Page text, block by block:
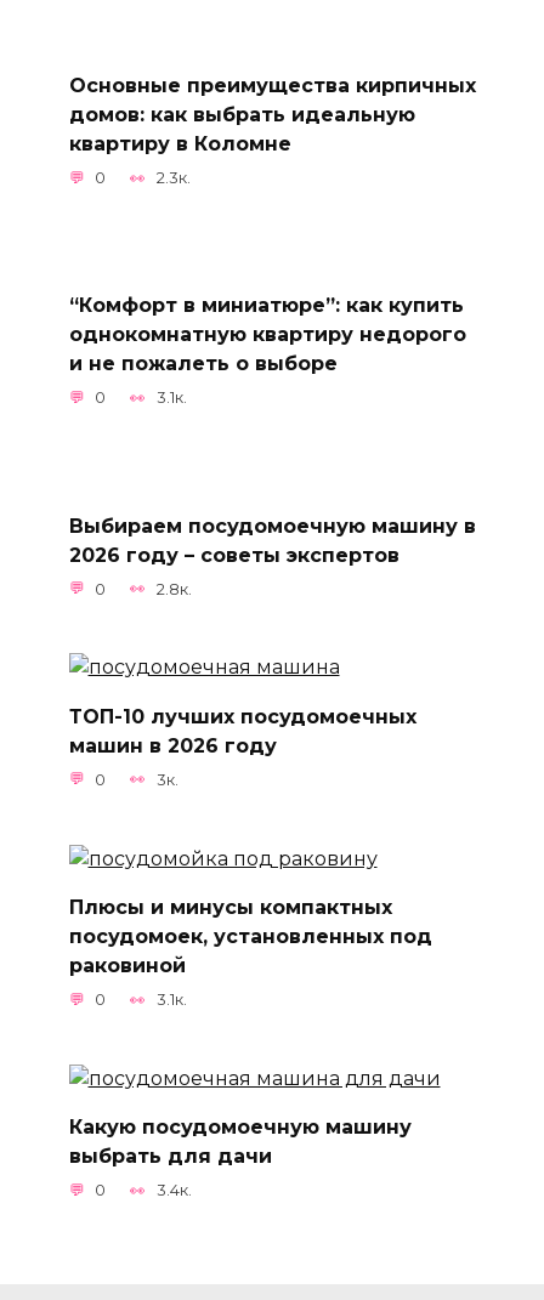
Основные преимущества кирпичных
домов: как выбрать идеальную
квартиру в Коломне
0 2.3к.
“Комфорт в миниатюре”: как купить
однокомнатную квартиру недорого
и не пожалеть о выборе
0 3.1к.
Выбираем посудомоечную машину в
2026 году – советы экспертов
0 2.8к.
ТОП-10 лучших посудомоечных
машин в 2026 году
0 3к.
Плюсы и минусы компактных
посудомоек, установленных под
раковиной
0 3.1к.
Какую посудомоечную машину
выбрать для дачи
0 3.4к.